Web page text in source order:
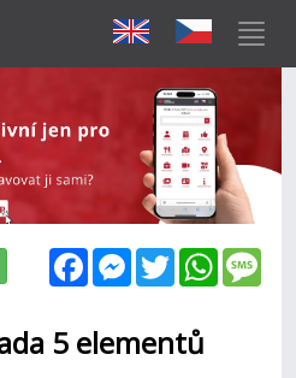
FacebookMessenger
Twitter
5 elementů